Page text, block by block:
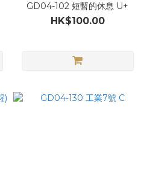
GD04-102 短暫的休息 U+
HK$100.00